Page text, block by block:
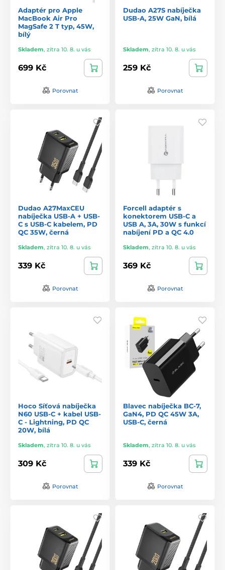
Adaptér pro Apple
MacBook Air Pro
MagSafe 2 T typ, 45W,
bílý
Skladem, zítra 10. 8. u vás
699 Kč
Porovnat
Dudao A27S nabíječka
USB-A, 25W GaN, bílá
Skladem, zítra 10. 8. u vás
259 Kč
Porovnat
Dudao A27MaxCEU
nabíječka USB-A + USB-
C s USB-C kabelem, PD
QC 35W, černá
Skladem, zítra 10. 8. u vás
339 Kč
Porovnat
Forcell adaptér s
konektorem USB-C a
USB A, 3A, 30W s funkcí
nabíjení PD a QC 4.0
Skladem, zítra 10. 8. u vás
369 Kč
Porovnat
Hoco Síťová nabíječka
N60 USB-C + kabel USB-
C - Lightning, PD QC
20W, bílá
Skladem, zítra 10. 8. u vás
309 Kč
Porovnat
Blavec nabíječka BC-7,
GaN4, PD QC 45W 3A,
USB-C, černá
Skladem, zítra 10. 8. u vás
339 Kč
Porovnat